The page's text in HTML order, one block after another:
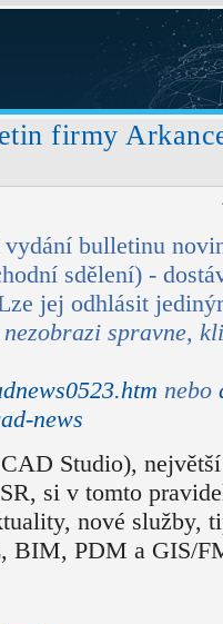
firmy
vydání bulletinu
sdělení) -
jej odhlásit
spravne,
nebo
news
Studio),
si v tomto
nové služby,
BIM, PDM a GIS/